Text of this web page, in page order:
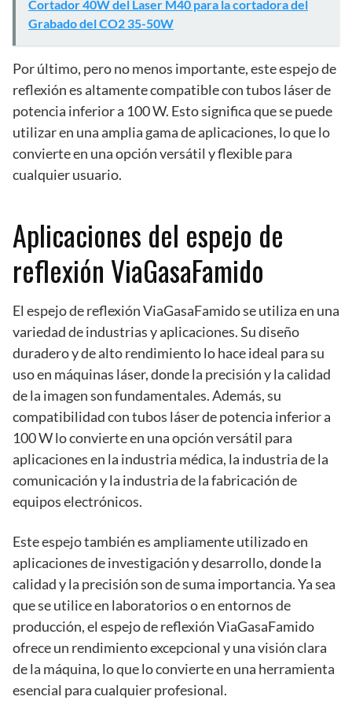
Cortador 40W del Laser M40 para la cortadora del
Grabado del CO2 35-50W
Por último, pero no menos importante, este espejo de
reflexión es altamente compatible con tubos láser de
potencia inferior a 100 W. Esto significa que se puede
utilizar en una amplia gama de aplicaciones, lo que lo
convierte en una opción versátil y flexible para
cualquier usuario.
Aplicaciones del espejo de
reflexión ViaGasaFamido
El espejo de reflexión ViaGasaFamido se utiliza en una
variedad de industrias y aplicaciones. Su diseño
duradero y de alto rendimiento lo hace ideal para su
uso en máquinas láser, donde la precisión y la calidad
de la imagen son fundamentales. Además, su
compatibilidad con tubos láser de potencia inferior a
100 W lo convierte en una opción versátil para
aplicaciones en la industria médica, la industria de la
comunicación y la industria de la fabricación de
equipos electrónicos.
Este espejo también es ampliamente utilizado en
aplicaciones de investigación y desarrollo, donde la
calidad y la precisión son de suma importancia. Ya sea
que se utilice en laboratorios o en entornos de
producción, el espejo de reflexión ViaGasaFamido
ofrece un rendimiento excepcional y una visión clara
de la máquina, lo que lo convierte en una herramienta
esencial para cualquier profesional.